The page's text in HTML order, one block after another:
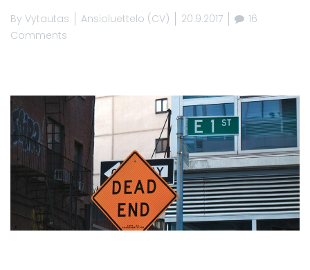
By Vytautas Ansioluettelo (CV) 20.9.2017
16
Comments